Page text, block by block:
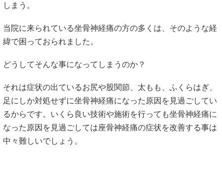
しまう。
当院に来られている坐骨神経痛の方の多くは、そのような経
緯で困っておられました。
どうしてそんな事になってしまうのか？
それは症状の出ているお尻や股関節、太もも、ふくらはぎ、
足にしか対処せずに坐骨神経痛になった原因を見過ごしてい
るからです。いくら良い技術や施術を行っても坐骨神経痛に
なった原因を見過ごしては座骨神経痛の症状を改善する事は
中々難しいでしょう。